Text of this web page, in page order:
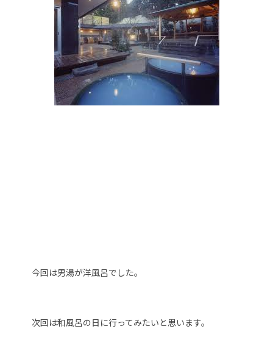
今回は男湯が洋風呂でした。
次回は和風呂の日に行ってみたいと思います。